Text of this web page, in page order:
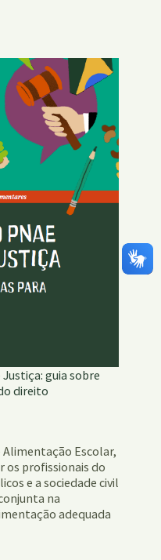
guia sobre
direito
Escolar,
os profissionais do
e a sociedade civil
na
adequada